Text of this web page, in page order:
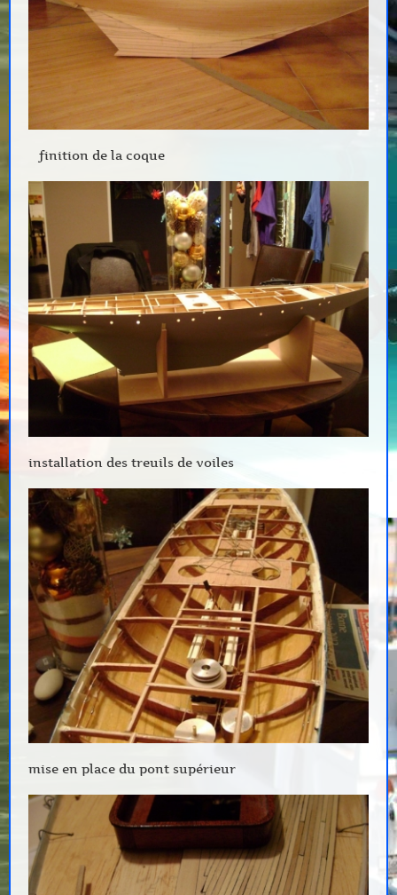
finition de la coque
installation des treuils de voiles
mise en place du pont supérieur